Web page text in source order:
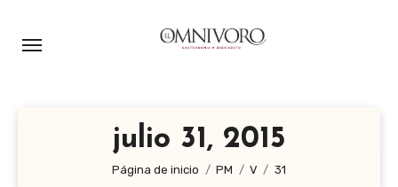
julio 31, 2015
Página de inicio PM V 31